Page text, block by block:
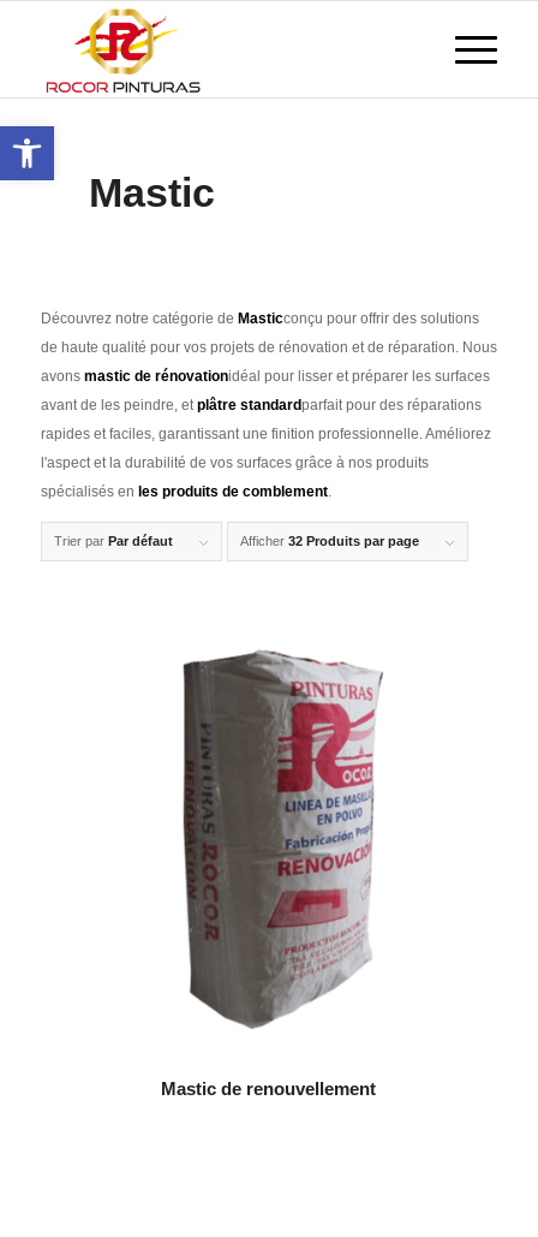
Ouvrir la barre d'outils
Mastic
Découvrez notre catégorie de Masticconçu pour offrir des solutions
de haute qualité pour vos projets de rénovation et de réparation. Nous
avons mastic de rénovationidéal pour lisser et préparer les surfaces
avant de les peindre, etplâtre standardparfait pour des réparations
rapides et faciles, garantissant une finition professionnelle. Améliorez
l'aspect et la durabilité de vos surfaces grâce à nos produits
spécialisés en les produits de comblement.
Trier par Par défaut Afficher 32 Produits par page
Mastic de renouvellement